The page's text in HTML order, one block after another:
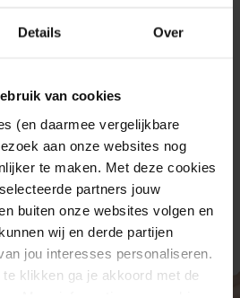
Details Over
van cookies
(en daarmee vergelijkbare
aan onze websites nog
te maken. Met deze cookies
partners jouw
buiten onze websites volgen en
wij en derde partijen
jou interesses personaliseren.
te klikken ga je akkoord met de
komen elke ochtend
Verser kan niet!
zijn, vindt er altijd